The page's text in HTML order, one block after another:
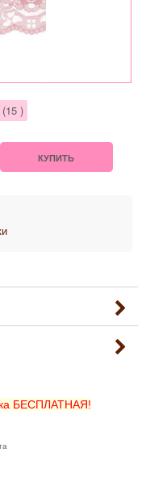
15 )
КУПИТЬ
БЕСПЛАТНАЯ!